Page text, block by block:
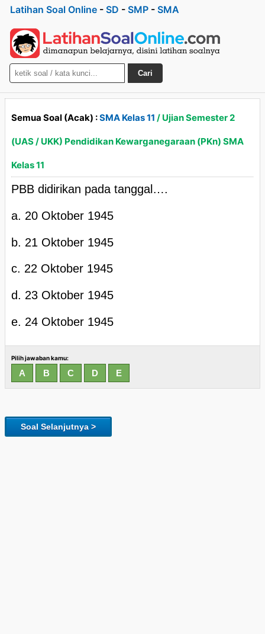
Latihan Soal Online - SD - SMP - SMA
Cari
Semua Soal (Acak) :SMA Kelas 11 / Ujian Semester 2
(UAS / UKK) Pendidikan Kewarganegaraan (PKn) SMA
Kelas 11
PBB didirikan pada tanggal….
a. 20 Oktober 1945
b. 21 Oktober 1945
c. 22 Oktober 1945
d. 23 Oktober 1945
e. 24 Oktober 1945
Pilih jawaban kamu:
Soal Selanjutnya >